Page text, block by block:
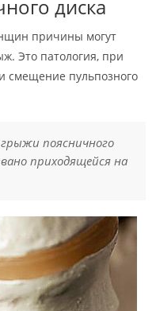
диска
причины могут
Это патология, при
смещение пульпозного
поясничного
приходящейся на